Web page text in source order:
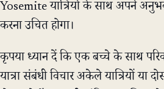
Yosemite यात्रियों के साथ अपने
करना उचित होगा।
कृपया ध्यान दें कि एक बच्चे के साथ
यात्रा संबंधी विचार अकेले यात्रियों या